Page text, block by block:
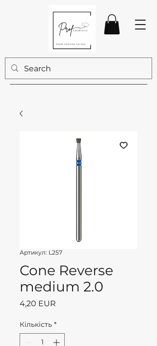
Артикул: L257
Cone Reverse
medium 2.0
4,20 EUR
Кількість *